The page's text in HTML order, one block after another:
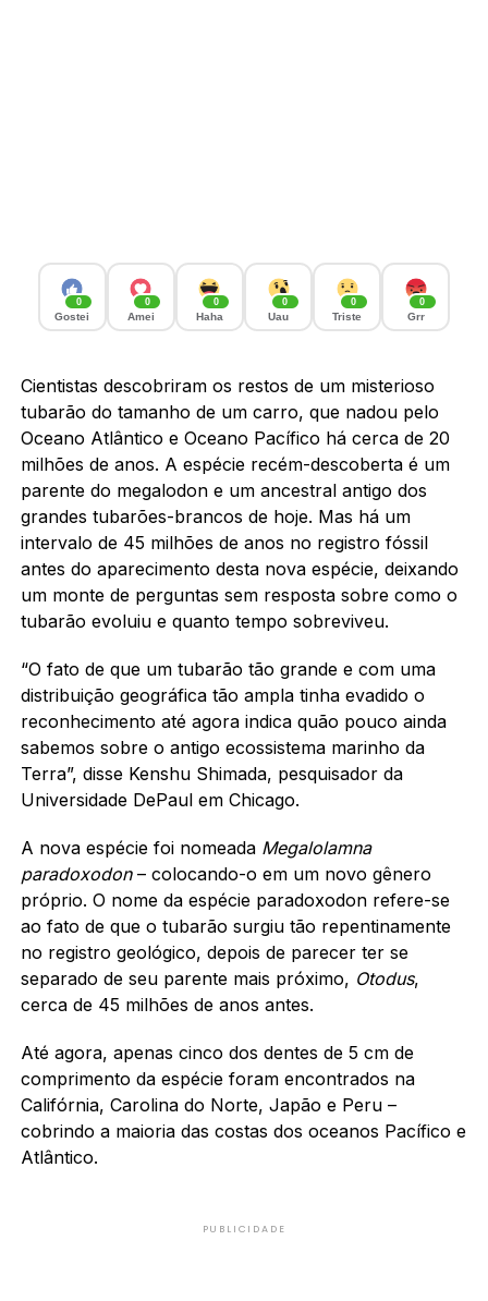
0
Gostei
0
Amei
0
Haha
0
Uau
0
Triste
0
Grr
Cientistas descobriram os restos de um misterioso
tubarão do tamanho de um carro, que nadou pelo
Oceano Atlântico e Oceano Pacífico há cerca de 20
milhões de anos. A espécie recém-descoberta é um
parente do megalodon e um ancestral antigo dos
grandes tubarões-brancos de hoje. Mas há um
intervalo de 45 milhões de anos no registro fóssil
antes do aparecimento desta nova espécie, deixando
um monte de perguntas sem resposta sobre como o
tubarão evoluiu e quanto tempo sobreviveu.
“O fato de que um tubarão tão grande e com uma
distribuição geográfica tão ampla tinha evadido o
reconhecimento até agora indica quão pouco ainda
sabemos sobre o antigo ecossistema marinho da
Terra”, disse Kenshu Shimada, pesquisador da
Universidade DePaul em Chicago.
A nova espécie foi nomeada Megalolamna
paradoxodon– colocando-o em um novo gênero
próprio. O nome da espécie paradoxodon refere-se
ao fato de que o tubarão surgiu tão repentinamente
no registro geológico, depois de parecer ter se
separado de seu parente mais próximo, Otodus,
cerca de 45 milhões de anos antes.
Até agora, apenas cinco dos dentes de 5 cm de
comprimento da espécie foram encontrados na
Califórnia, Carolina do Norte, Japão e Peru –
cobrindo a maioria das costas dos oceanos Pacífico e
Atlântico.
PUBLICIDADE